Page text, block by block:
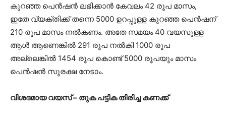
കുറഞ്ഞ പെൻഷൻ ലഭിക്കാൻ കേവലം 42 രൂപ മാസം,
ഇതേ വ്യക്തിക്ക് തന്നെ 5000 ഉറപ്പുള്ള കുറഞ്ഞ പെൻഷന്
210 രൂപ മാസം നൽകണം. അതേ സമയം 40 വയസുള്ള
ആൾ ആണെങ്കിൽ 291 രൂപ നൽകി 1000 രൂപ
അല്ലെങ്കിൽ 1454 രൂപ കൊണ്ട് 5000 രൂപയും മാസം
പെൻഷൻ സുരക്ഷ നേടാം.
വിശദമായ വയസ് – തുക പട്ടിക തിരിച്ച കണക്ക്